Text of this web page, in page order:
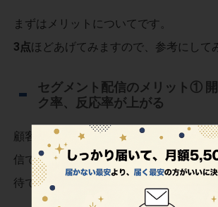
まずはメリットについてです。
3点ほどあげてみますので、参考にして
セグメント配信のメリット①
ク率、反応率が上がる
顧客の興味に合わせてメルマガの内容
信できるので、開封率やクリック率、
待できます。